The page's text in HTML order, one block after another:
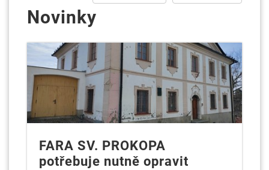
Novinky
FARA SV. PROKOPA
potřebuje nutně opravit